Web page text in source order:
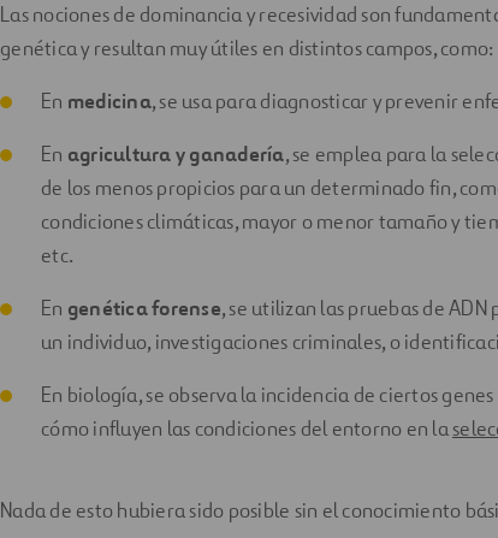
Las nociones de dominancia y recesividad son
genética y resultan muy útiles en distintos campos, como:
En medicina, se usa para diagnosticar y prevenir
En agricultura y ganadería, se emplea para la
de los menos propicios para un determinado fin,
condiciones climáticas, mayor o menor tamaño y
etc.
En genética forense, se utilizan las pruebas de
un individuo, investigaciones criminales, o
En biología, se observa la incidencia de ciertos
cómo influyen las condiciones del entorno en la
Nada de esto hubiera sido posible sin el conocimiento